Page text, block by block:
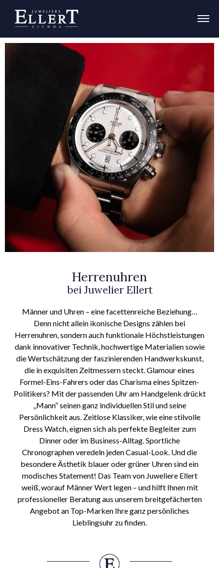
Herrenuhren
bei Juwelier Ellert
Männer und Uhren – eine facettenreiche Beziehung…
Denn nicht allein ikonische Designs zählen bei
Herrenuhren, sondern auch funktionale Höchstleistungen
dank innovativer Technik, hochwertige Materialien sowie
die Wertschätzung der faszinierenden Handwerkskunst,
die in exquisiten Zeitmessern steckt. Glamour eines
Formel-Eins-Fahrers oder das Charisma eines Spitzen-
Politikers? Mit der passenden Uhr am Handgelenk drückt
„Mann“ seinen ganz individuellen Stil und seine
Persönlichkeit aus. Zeitlose Klassiker, wie eine stilvolle
Dress Watch, eignen sich als perfekte Begleiter zum
Dinner oder im Business-Alltag. Sportliche
Chronographen veredeln jeden Casual-Look. Und die
besondere Ästhetik blauer oder grüner Uhren sind ein
modisches Statement! Das Team von Juweliere Ellert
weiß, worauf Männer Wert legen – und hilft Ihnen mit
professioneller Beratung aus unserem breitgefächerten
Angebot an Top-Marken Ihre ganz persönliches
Lieblingsuhr zu finden.